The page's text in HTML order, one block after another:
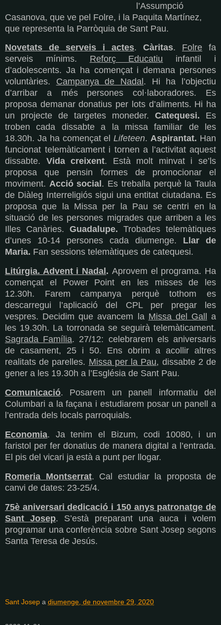
l’Assumpció
Casanova, que ve pel Folre, i la Paquita Martínez,
que representa la Parròquia de Sant Pau.
Novetats de serveis i actes. Càritas. Folre
fa
serveis mínims. Reforç Educatiu infantil i
d’adolescents. Ja ha començat i demana persones
voluntàries. Campanya de Nadal . Hi ha l’objectiu
d’arribar a més persones col·laboradores. Es
proposa demanar donatius per lots d’aliments. Hi ha
un projecte de targetes moneder. Catequesi. Es
troben cada dissabte a la missa familiar de les
18.30h. Ja ha començat elLifeteen.Aspirantat. Han
funcionat telemàticament i tornen a l’activitat aquest
dissabte. Vida creixent. Està molt minvat i se’ls
proposa que pensin formes de promocionar el
moviment. Acció social . Es treballa perquè la Taula
de Diàleg Interreligiós sigui una entitat ciutadana. Es
proposa que la Missa per la Pau se centri en la
situació de les persones migrades que arriben a les
Illes Canàries. Guadalupe. Trobades telemàtiques
d’unes 10-14 persones cada diumenge. Llar de
Maria. Fan sessions telemàtiques de catequesi.
Litúrgia. Advent i Nadal . Aprovem el programa. Ha
començat el Power Point en les misses de les
12.30h. Farem campanya perquè tothom es
descarregui l’aplicació del CPL per pregar les
vespres. Decidim que avancem la Missa del Gall
a
les 19.30h. La torronada se seguirà telemàticament.
Sagrada Família. 27/12: celebrarem els aniversaris
de casament, 25 i 50. Ens obrim a acollir altres
realitats de parelles. Missa per la Pau, dissabte 2 de
gener a les 19.30h a l’Església de Sant Pau.
Comunicació. Posarem un panell informatiu del
Columbari a la façana i estudiarem posar un panell a
l’entrada dels locals parroquials.
Economia. Ja tenim el Bizum, codi 10080, i un
faristol per fer donatius de manera digital a l’entrada.
El pis del vicari ja està a punt per llogar.
Romeria Montserrat. Cal estudiar la proposta de
canvi de dates: 23-25/4.
75è aniversari dedicació i 150 anys patronatge de
Sant Josep. S’està preparant una auca i volem
programar una conferència sobre Sant Josep segons
Santa Teresa de Jesús.
Sant Josep a diumenge, de novembre 29, 2020